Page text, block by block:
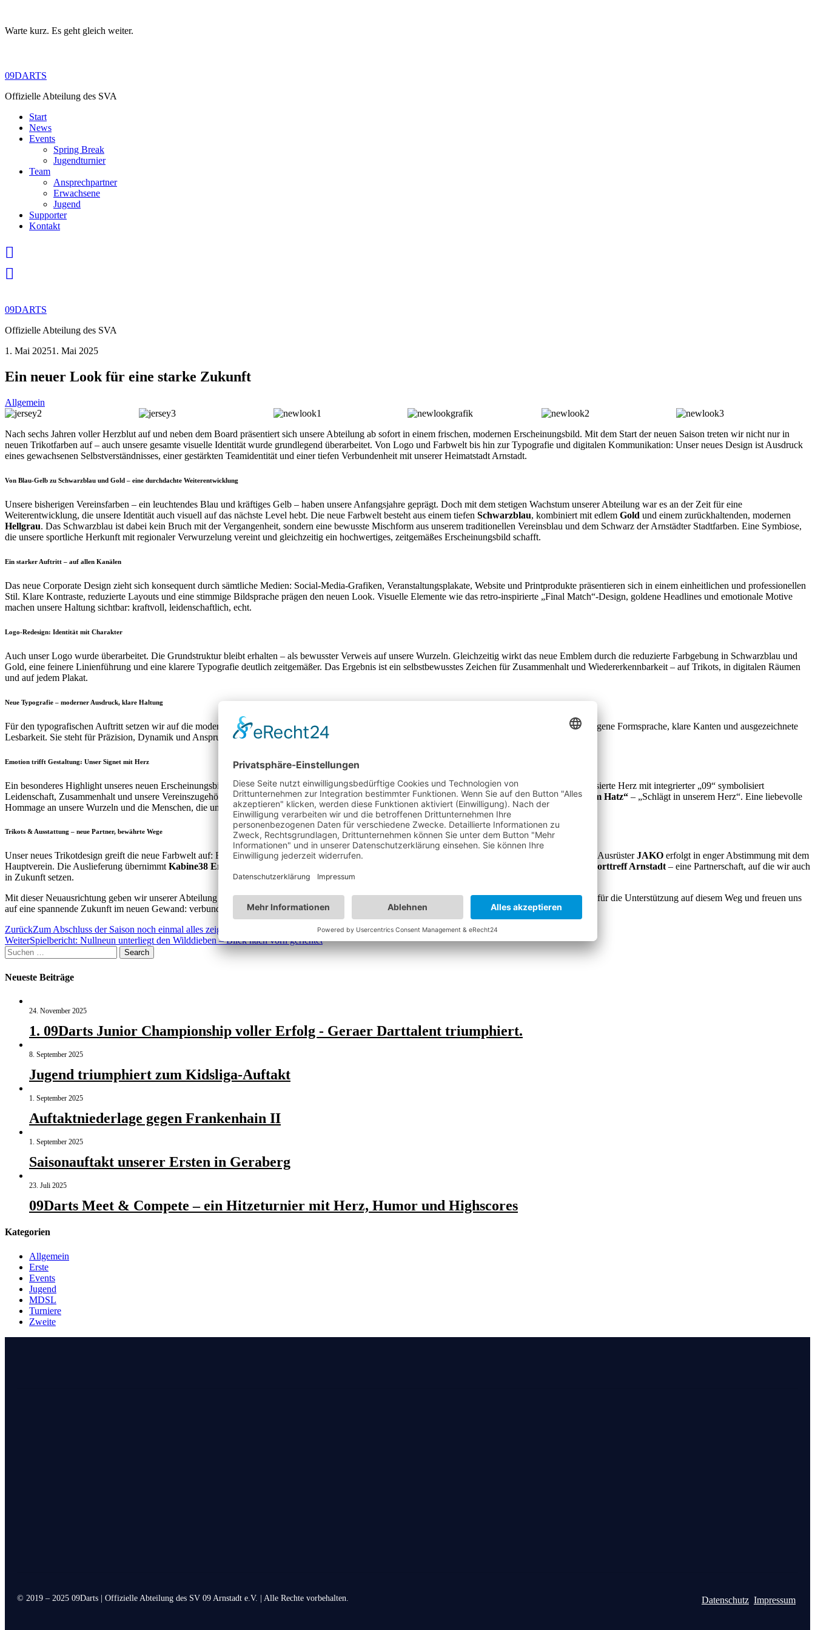
Warte kurz. Es geht gleich weiter.
content
09DARTS
Offizielle Abteilung des SVA
Start
News
Events
Spring Break
Jugendturnier
Team
Ansprechpartner
Erwachsene
Jugend
Supporter
Kontakt
09DARTS
Offizielle Abteilung des SVA
1. Mai 20251. Mai 2025
Ein neuer Look für eine starke Zukunft
Allgemein
Nach sechs Jahren voller Herzblut auf und neben dem Board präsentiert sich unsere Abteilung ab sofort in einem frischen, modernen Erscheinungsbild. Mit dem Start der neuen Saison treten wir nicht nur in
neuen Trikotfarben auf – auch unsere gesamte visuelle Identität wurde grundlegend überarbeitet. Von Logo und Farbwelt bis hin zur Typografie und digitalen Kommunikation: Unser neues Design ist Ausdruck
eines gewachsenen Selbstverständnisses, einer gestärkten Teamidentität und einer tiefen Verbundenheit mit unserer Heimatstadt Arnstadt.
Von Blau-Gelb zu Schwarzblau und Gold – eine durchdachte Weiterentwicklung
Unsere bisherigen Vereinsfarben – ein leuchtendes Blau und kräftiges Gelb – haben unsere Anfangsjahre geprägt. Doch mit dem stetigen Wachstum unserer Abteilung war es an der Zeit für eine
Weiterentwicklung, die unsere Identität auch visuell auf das nächste Level hebt. Die neue Farbwelt besteht aus einem tiefen Schwarzblau, kombiniert mit edlem Gold und einem zurückhaltenden, modernen
Hellgrau. Das Schwarzblau ist dabei kein Bruch mit der Vergangenheit, sondern eine bewusste Mischform aus unserem traditionellen Vereinsblau und dem Schwarz der Arnstädter Stadtfarben. Eine Symbiose,
die unsere sportliche Herkunft mit regionaler Verwurzelung vereint und gleichzeitig ein hochwertiges, zeitgemäßes Erscheinungsbild schafft.
Ein starker Auftritt – auf allen Kanälen
Das neue Corporate Design zieht sich konsequent durch sämtliche Medien: Social-Media-Grafiken, Veranstaltungsplakate, Website und Printprodukte präsentieren sich in einem einheitlichen und professionellen
Stil. Klare Kontraste, reduzierte Layouts und eine stimmige Bildsprache prägen den neuen Look. Visuelle Elemente wie das retro-inspirierte „Final Match“-Design, goldene Headlines und emotionale Motive
machen unsere Haltung sichtbar: kraftvoll, leidenschaftlich, echt.
Logo-Redesign: Identität mit Charakter
Auch unser Logo wurde überarbeitet. Die Grundstruktur bleibt erhalten – als bewusster Verweis auf unsere Wurzeln. Gleichzeitig wirkt das neue Emblem durch die reduzierte Farbgebung in Schwarzblau und
Gold, eine feinere Linienführung und eine klarere Typografie deutlich zeitgemäßer. Das Ergebnis ist ein selbstbewusstes Zeichen für Zusammenhalt und Wiedererkennbarkeit – auf Trikots, in digitalen Räumen
und auf jedem Plakat.
Neue Typografie – moderner Ausdruck, klare Haltung
Für den typografischen Auftritt setzen wir auf die moderne Schriftfamilie Urbandale
. Diese geometrische Sans-Serif-Schrift überzeugt durch ihre ausgewogene Formsprache, klare Kanten und ausgezeichnete
Lesbarkeit. Sie steht für Präzision, Dynamik und Anspruch – und passt damit perfekt zu unserem neuen visuellen Selbstbild.
Emotion trifft Gestaltung: Unser Signet mit Herz
Ein besonderes Highlight unseres neuen Erscheinungsbildes ist dasHerzschlag-Signet, das künftig auf der Rückseite unserer Trikots zu sehen ist. Das stilisierte Herz mit integrierter „09“ symbolisiert
Leidenschaft, Zusammenhalt und unsere Vereinszugehörigkeit. Begleitet wird es vom neuen Slogan in traditionellem Arnschter Dialekt:„Schloht im onsem Hatz“ – „Schlägt in unserem Herz“. Eine liebevolle
Hommage an unsere Wurzeln und die Menschen, die unsere Abteilung zu dem machen, was sie ist.
Trikots & Ausstattung – neue Partner, bewährte Wege
Unser neues Trikotdesign greift die neue Farbwelt auf: Ein edlesAnthrazitbildet die Basis, goldene Akzente setzen gezielte Highlights. Der Wechsel zum AusrüsterJAKO erfolgt in enger Abstimmung mit dem
Hauptverein. Die Auslieferung übernimmtKabine38 Erfurt Sporttreff Arnstadt– eine Partnerschaft, auf die wir auch
in Zukunft setzen.
Mit dieser Neuausrichtung geben wir unserer Abteilung ein Gesicht, das überzeugt – modern, authentisch und tief verwurzelt. Wir danken allen Beteiligten für die Unterstützung auf diesem Weg und freuen uns
auf eine spannende Zukunft im neuen Gewand: verbunden mit Arnstadt, getragen von sechs Jahren Leidenschaft – und bereit für alles, was kommt.
Beitragsnavigation
ZurückZum Abschluss der Saison noch einmal alles zeigen
WeiterSpielbericht: Nullneun unterliegt den Wilddieben – Blick nach vorn gerichtet
Suchen
nach:
Search
Neueste Beiträge
24. November 2025
1. 09Darts Junior Championship voller Erfolg - Geraer Darttalent triumphiert.
8. September 2025
Jugend triumphiert zum Kidsliga-Auftakt
1. September 2025
Auftaktniederlage gegen Frankenhain II
1. September 2025
Saisonauftakt unserer Ersten in Geraberg
23. Juli 2025
09Darts Meet & Compete – ein Hitzeturnier mit Herz, Humor und Highscores
Kategorien
Allgemein
Erste
Events
Jugend
MDSL
Turniere
Zweite
© 2019 – 2025 09Darts | Offizielle Abteilung des SV 09 Arnstadt e.V. | Alle Rechte vorbehalten. Datenschutz Impressum